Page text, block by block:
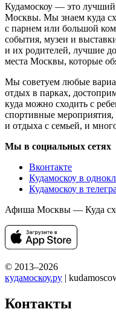
Кудамоскоу — это
Москвы. Мы знаем куда
с парнем или большой
события, музеи и
и их родителей, лучшие
места Москвы, которые
Мы советуем любые
отдых в парках,
куда можно сходить с
спортивные мероприятия,
и отдыха с семьей, и
Мы в социальных сетях
Вконтакте
Кудамоскоу в
Кудамоскоу в
Афиша Москвы — Куда
© 2013–2026
кудамоскоу.ру |
Контакты